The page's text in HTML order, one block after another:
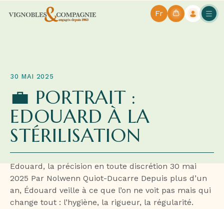
Fr
30 MAI 2025
💼 PORTRAIT :
EDOUARD À LA
STÉRILISATION
Edouard, la précision en toute discrétion 30 mai
2025 Par Nolwenn Quiot-Ducarre Depuis plus d’un
an, Édouard veille à ce que l’on ne voit pas mais qui
change tout : l’hygiène, la rigueur, la régularité.